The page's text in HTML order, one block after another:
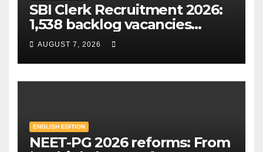
SBI Clerk Recruitment 2026:
1,538 backlog vacancies
announced in special drive;
Check eligibility & how to
apply | Mint
AUGUST 7, 2026
ENGLISH EDITION
NEET-PG 2026 reforms: From